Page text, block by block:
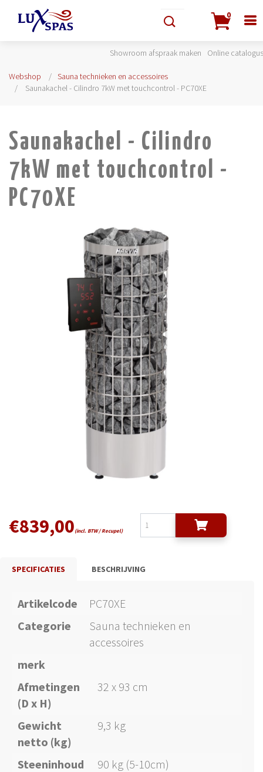
0
Showroom afspraak maken Online catalogus
Webshop
Sauna technieken en accessoires
Saunakachel - Cilindro 7kW met touchcontrol - PC70XE
Saunakachel - Cilindro
7kW met touchcontrol -
PC70XE
€839,00(incl. BTW / Recupel)
SPECIFICATIES BESCHRIJVING
Artikelcode
PC70XE
Categorie
Sauna technieken en
accessoires
merk
Afmetingen
(D x H)
32 x 93 cm
Gewicht
netto (kg)
9,3 kg
Steeninhoud
90 kg (5-10cm)